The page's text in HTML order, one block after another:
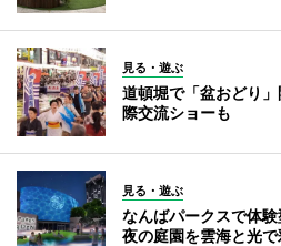
見る・遊ぶ
道頓堀で「盆おどり
際交流ショーも
見る・遊ぶ
なんばパークスで体
夜の庭園を雲海と光で